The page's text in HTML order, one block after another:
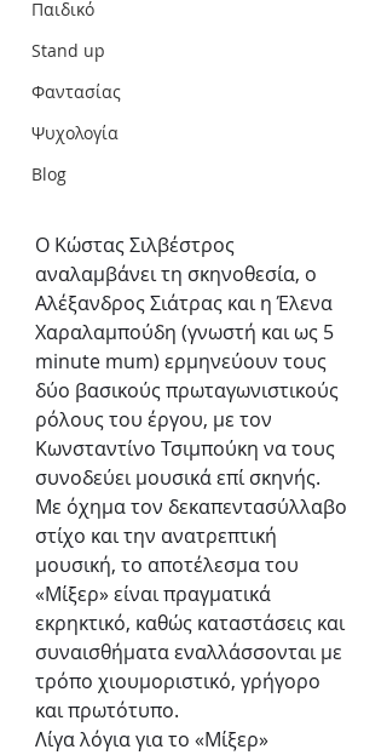
Παιδικό
Stand up
Φαντασίας
Ψυχολογία
Blog
Ο Κώστας Σιλβέστρος
αναλαμβάνει τη σκηνοθεσία, ο
Αλέξανδρος Σιάτρας και η Έλενα
Χαραλαμπούδη (γνωστή και ως 5
minute mum) ερμηνεύουν τους
δύο βασικούς πρωταγωνιστικούς
ρόλους του έργου, με τον
Κωνσταντίνο Τσιμπούκη να τους
συνοδεύει μουσικά επί σκηνής.
Με όχημα τον δεκαπεντασύλλαβο
στίχο και την ανατρεπτική
μουσική, το αποτέλεσμα του
«Μίξερ» είναι πραγματικά
εκρηκτικό, καθώς καταστάσεις και
συναισθήματα εναλλάσσονται με
τρόπο χιουμοριστικό, γρήγορο
και πρωτότυπο.
Λίγα λόγια για το «Μίξερ»